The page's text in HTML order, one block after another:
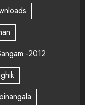
-2012